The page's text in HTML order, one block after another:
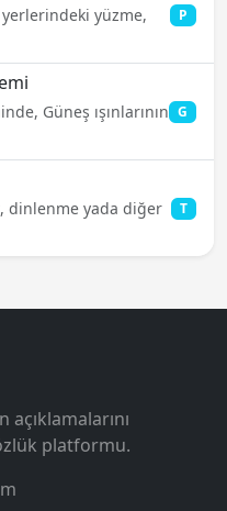
yüzme,
P
Güneş ışınlarının G
dinlenme yada diğer
T
platformu.